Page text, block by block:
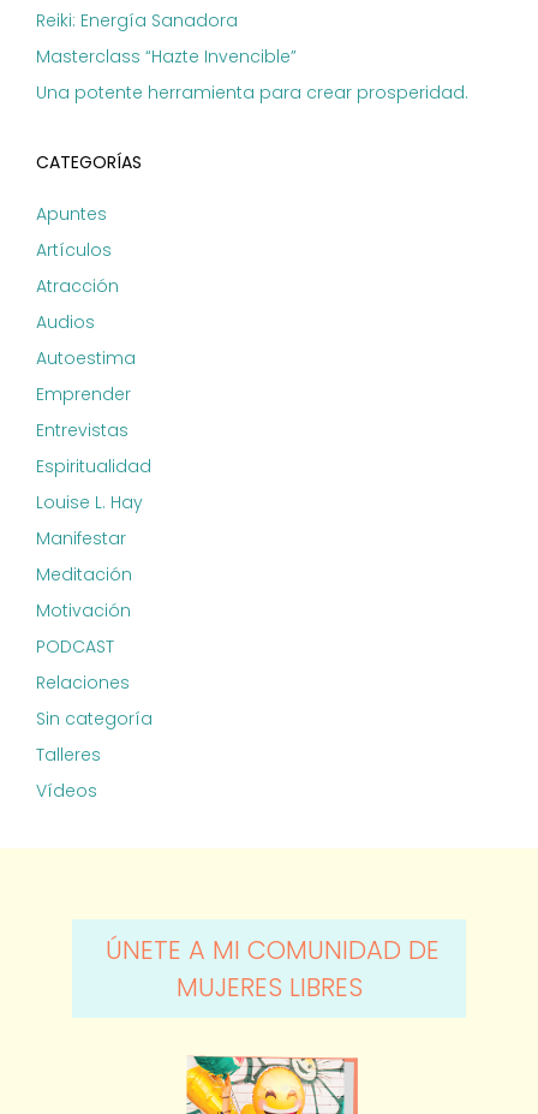
Reiki: Energía Sanadora
Masterclass “Hazte Invencible”
Una potente herramienta para crear prosperidad.
CATEGORÍAS
Apuntes
Artículos
Atracción
Audios
Autoestima
Emprender
Entrevistas
Espiritualidad
Louise L. Hay
Manifestar
Meditación
Motivación
PODCAST
Relaciones
Sin categoría
Talleres
Vídeos
ÚNETE A MI COMUNIDAD DE
MUJERES LIBRES